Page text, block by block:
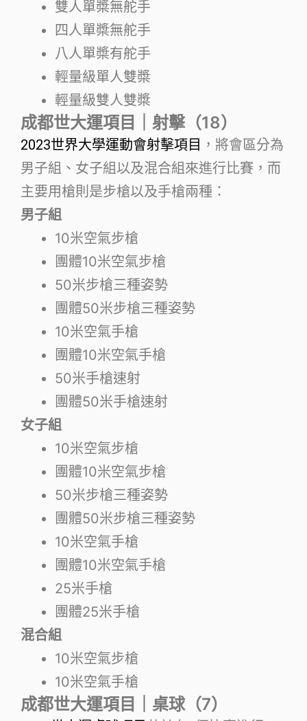
雙人單槳無舵手
四人單槳無舵手
八人單槳有舵手
輕量級單人雙槳
輕量級雙人雙槳
成都世大運項目｜射擊（18）
2023世界大學運動會射擊項目 ，將會區分為
男子組、女子組以及混合組來進行比賽，而
主要用槍則是步槍以及手槍兩種：
男子組
10米空氣步槍
團體10米空氣步槍
50米步槍三種姿勢
團體50米步槍三種姿勢
10米空氣手槍
團體10米空氣手槍
50米手槍速射
團體50米手槍速射
女子組
10米空氣步槍
團體10米空氣步槍
50米步槍三種姿勢
團體50米步槍三種姿勢
10米空氣手槍
團體10米空氣手槍
25米手槍
團體25米手槍
混合組
10米空氣步槍
10米空氣手槍
成都世大運項目｜桌球（7）